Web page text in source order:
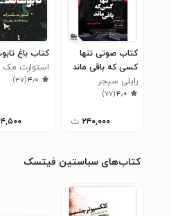
کتاب صوتی تنها
کسی که باقی ماند
رایلی سیجر
۴٫۰(۷۷)
۲۴۰,۰۰۰ ت
کتاب باغ
استوارت مک
۴٫۰(۳۷)
کتاب‌های سباستین فیتسک